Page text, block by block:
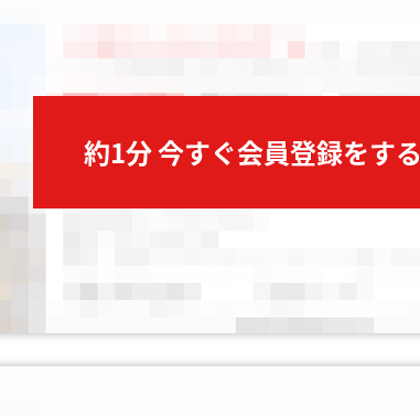
約1分 今すぐ会員登録をする